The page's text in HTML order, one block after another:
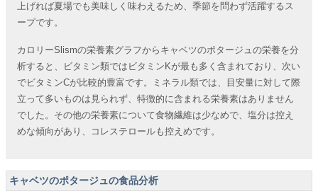
上げれば夏場でも美味しく味わえるため、季節を問わず活躍するス
ープです。
カロリーSlismの栄養素グラフからキャベツのポタージュの栄養を分
析すると、ビタミン類ではビタミンKが最も多く含まれており、次い
でビタミンCが比較的豊富です。ミネラル類では、目安量に対して際
立って多いものは見られず、特徴的に含まれる栄養素はありません
でした。その他の栄養素について食物繊維は少なめで、塩分は控え
めな傾向があり、コレステロールも控えめです。
キャベツのポタージュの食品分析